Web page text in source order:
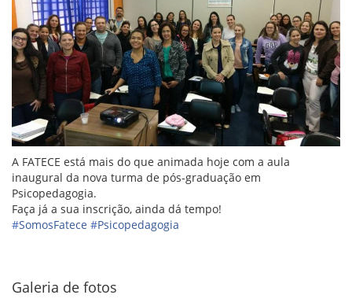
A FATECE está mais do que animada hoje com a aula
inaugural da nova turma de pós-graduação em
Psicopedagogia.
Faça já a sua inscrição, ainda dá tempo!
#SomosFatece #Psicopedagogia
Galeria de fotos